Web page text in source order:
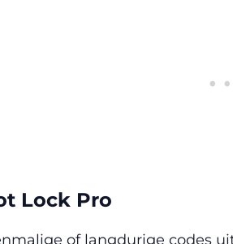
Lock Pro
of langdurige codes